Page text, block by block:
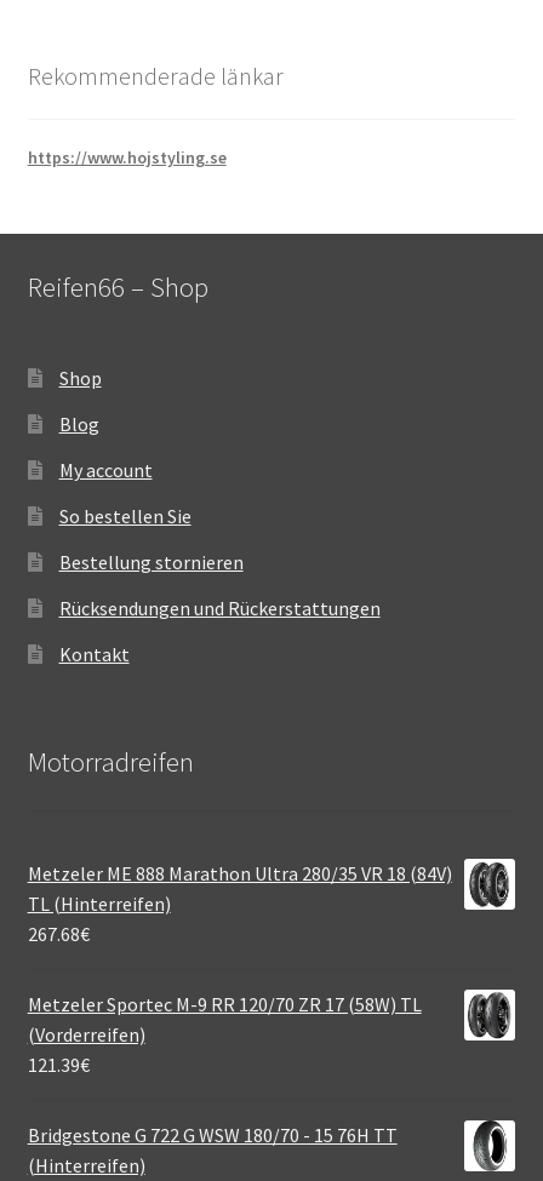
Rekommenderade länkar
https://www.hojstyling.se
Reifen66 – Shop
Shop
Blog
My account
So bestellen Sie
Bestellung stornieren
Rücksendungen und Rückerstattungen
Kontakt
Motorradreifen
Metzeler ME 888 Marathon Ultra 280/35 VR 18 (84V)
TL (Hinterreifen)
267.68€
Metzeler Sportec M-9 RR 120/70 ZR 17 (58W) TL
(Vorderreifen)
121.39€
Bridgestone G 722 G WSW 180/70 - 15 76H TT
(Hinterreifen)